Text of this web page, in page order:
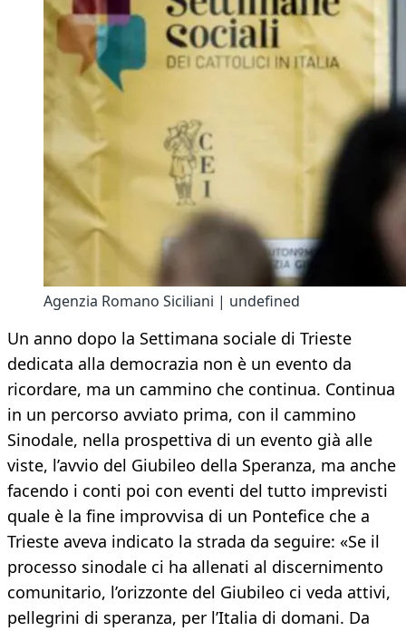
Agenzia Romano Siciliani | undefined
Un anno dopo la Settimana sociale di Trieste
dedicata alla democrazia non è un evento da
ricordare, ma un cammino che continua. Continua
in un percorso avviato prima, con il cammino
Sinodale, nella prospettiva di un evento già alle
viste, l’avvio del Giubileo della Speranza, ma anche
facendo i conti poi con eventi del tutto imprevisti
quale è la fine improvvisa di un Pontefice che a
Trieste aveva indicato la strada da seguire: «Se il
processo sinodale ci ha allenati al discernimento
comunitario, l’orizzonte del Giubileo ci veda attivi,
pellegrini di speranza, per l’Italia di domani. Da